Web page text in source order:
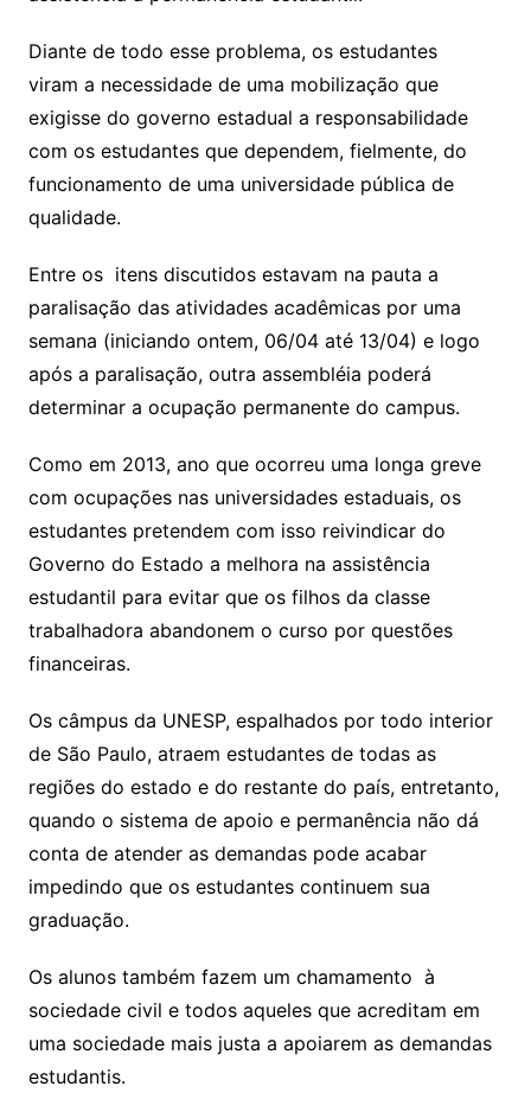
Diante de todo esse problema, os estudantes
viram a necessidade de uma mobilização que
exigisse do governo estadual a responsabilidade
com os estudantes que dependem, fielmente, do
funcionamento de uma universidade pública de
qualidade.
Entre os itens discutidos estavam na pauta a
paralisação das atividades acadêmicas por uma
semana (iniciando ontem, 06/04 até 13/04) e logo
após a paralisação, outra assembléia poderá
determinar a ocupação permanente do campus.
Como em 2013, ano que ocorreu uma longa greve
com ocupações nas universidades estaduais, os
estudantes pretendem com isso reivindicar do
Governo do Estado a melhora na assistência
estudantil para evitar que os filhos da classe
trabalhadora abandonem o curso por questões
financeiras.
Os câmpus da UNESP, espalhados por todo interior
de São Paulo, atraem estudantes de todas as
regiões do estado e do restante do país, entretanto,
quando o sistema de apoio e permanência não dá
conta de atender as demandas pode acabar
impedindo que os estudantes continuem sua
graduação.
Os alunos também fazem um chamamento à
sociedade civil e todos aqueles que acreditam em
uma sociedade mais justa a apoiarem as demandas
estudantis.